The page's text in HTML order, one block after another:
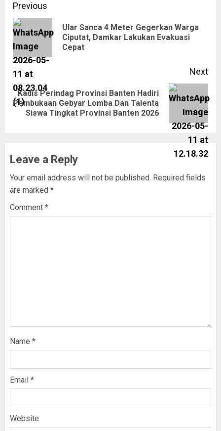
Previous
Ular Sanca 4 Meter Gegerkan Warga
Ciputat, Damkar Lakukan Evakuasi
Cepat
Next
Kadis Perindag Provinsi Banten Hadiri
Pembukaan Gebyar Lomba Dan Talenta
Siswa Tingkat Provinsi Banten 2026
Leave a Reply
Your email address will not be published. Required fields
are marked *
Comment *
Name *
Email *
Website